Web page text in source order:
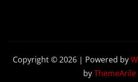
Copyright © 2026 | Powered by
byThemeArile